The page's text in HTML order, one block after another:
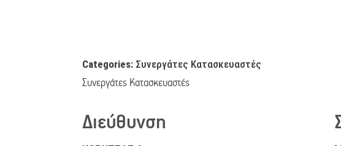
Categories: Συνεργάτες Κατασκευαστές
Συνεργάτες Κατασκευαστές
Διεύθυνση